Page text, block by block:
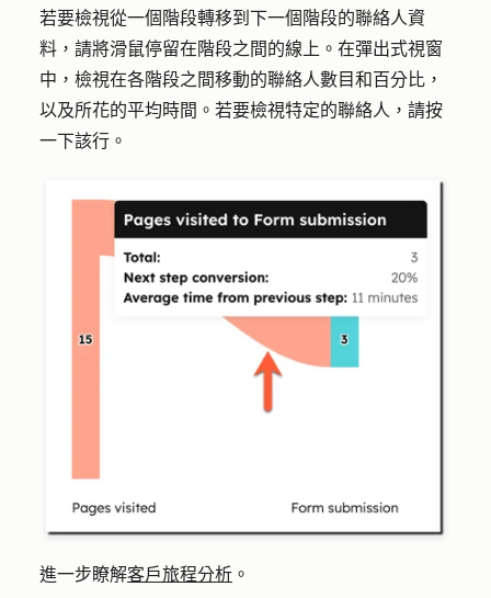
若要檢視從一個階段轉移到下一個階段的聯絡人資
料，請將滑鼠停留在階段之間的線 上。在彈出式視窗
中，檢視在各階段之間移動的聯絡人數目和百分比，
以及所花的平均時間。若要檢視特定的聯絡人，請按
一下該行 。
進一步瞭解客戶旅程分析 。